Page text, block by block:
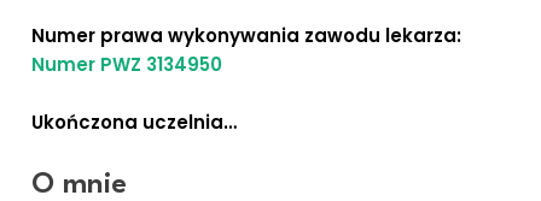
Numer prawa wykonywania zawodu lekarza:
Numer PWZ 3134950
Ukończona uczelnia…
O mnie